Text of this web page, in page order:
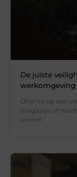
De juiste
werkomgeving
Of je nu op een
magazijn of
voeten